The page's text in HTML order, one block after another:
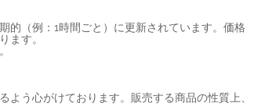
的（例：1時間ごと）に更新されています。価格
ます。
う心がけております。販売する商品の性質上、